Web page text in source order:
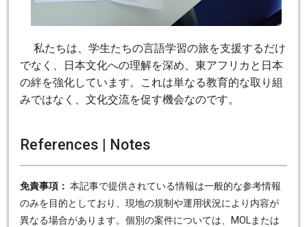
私たちは、学生たちの言語学習の旅を支援するだけ
でなく、日本文化への理解を深め、東アフリカと日本
の絆を強化しています。これは単なる教育的な取り組
みではなく、文化交流を促す機会なのです。
References | Notes
免責事項： 本記事で提供されている情報は一般的な参考情報
のみを目的としており、現地の規制や運用状況により内容が
異なる場合があります。個別の案件については、MOLまたは